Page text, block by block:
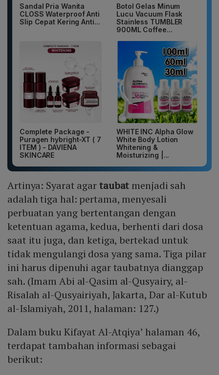
Sandal Pria Wanita
CLOSS Waterproof Anti
Slip Cepat Kering Anti...
Botol Gelas Minum
Lucu Vacuum Flask
Stainless TUMBLER
900ML Coffee...
Complete Package -
Puragen hybright-XT ( 7
ITEM ) - DAVIENA
SKINCARE
WHITE INC Alpha Glow
White Body Lotion
Whitening &
Moisturizing |...
Artinya: Syarat agartaubat menjadi sah
adalah tiga hal: pertama, menyesali
perbuatan yang bertentangan dengan
ketentuan agama, kedua, berhenti dari dosa
saat itu juga, dan ketiga, bertekad untuk
tidak mengulangi dosa yang sama. Tiga pilar
ini harus dipenuhi agar taubatnya dianggap
sah. (Imam Abi al-Qasim al-Qusyairy, al-
Risalah al-Qusyairiyah, Jakarta, Dar al-Kutub
al-Islamiyah, 2011, halaman: 127.)
Dalam buku Kifayat Al-Atqiya’ halaman 46,
terdapat tambahan informasi sebagai
berikut: